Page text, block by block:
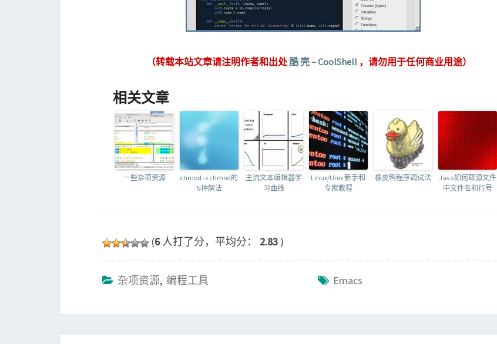
（转载本站文章请注明作者和出处酷 壳 – CoolShell，请勿用于任何商业用途）
相关文章
一些杂项资源
chmod -x chmod的
N种解法
主流文本编辑器学
习曲线
Linux/Unix 新手和
专家教程
橡皮鸭程序调试法
Java如何取源文件
中文件名和行号
(6人打了分，平均分： 2.83 )
杂项资源, 编程工具 Emacs